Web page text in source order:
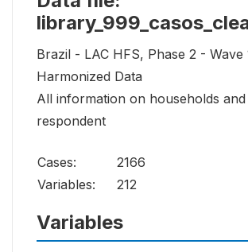
Brazil - LAC HFS, Phase 2 - Wave
Harmonized Data
All information on households and
respondent
Cases:
2166
Variables:
212
Variables